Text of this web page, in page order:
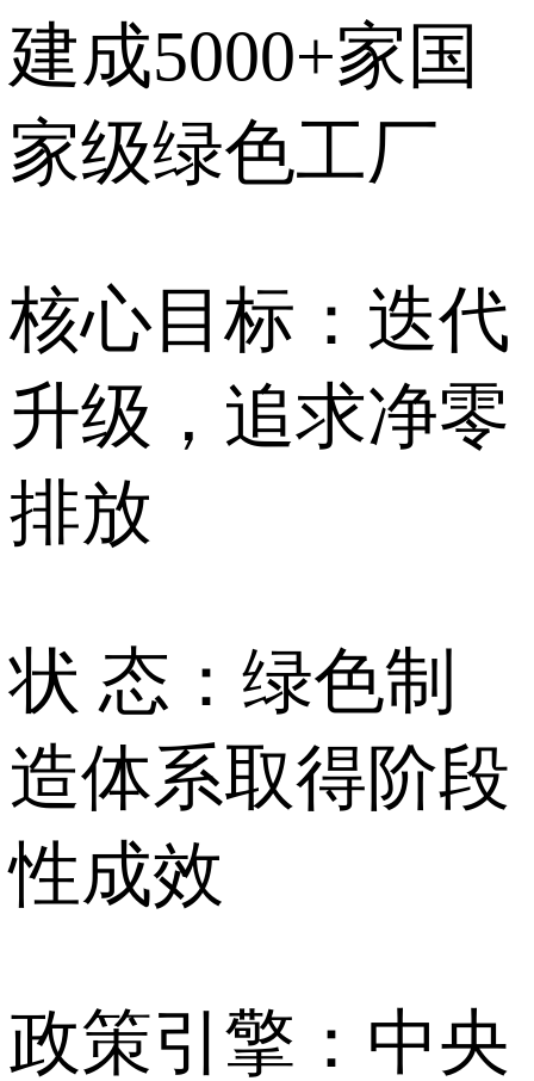
建成5000+家国
家级绿色工厂
核心目标：迭代
升级，追求净零
排放
状 态：绿色制
造体系取得阶段
性成效
政策引擎：中央